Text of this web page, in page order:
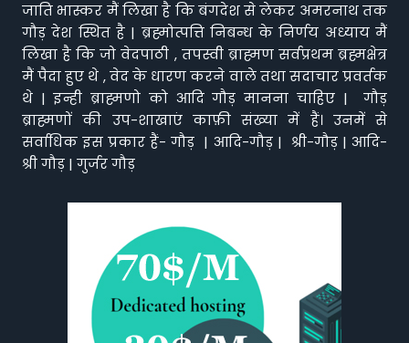
जाति भास्कर मैं लिखा है कि बंगदेश से लेकर अमरनाथ तक
गौड़ देश स्थित है | ब्रह्मोत्पत्ति निबन्ध के निर्णय अध्याय मैं
लिखा है कि जो वेदपाठी , तपस्वी ब्राह्मण सर्वप्रथम ब्रह्मक्षेत्र
मैं पैदा हुए थे , वेद के धारण करने वाले तथा सदाचार प्रवर्तक
थे | इन्ही ब्राह्मणो को आदि गौड़ मानना चाहिए | गौड़
ब्राह्मणों की उप-शाखाएं काफ़ी संख्या में हैं। उनमें से
सर्वाधिक इस प्रकार हैं- गौड़ | आदि-गौड़ | श्री-गौड़ | आदि-
श्री गौड़ | गुर्जर गौड़